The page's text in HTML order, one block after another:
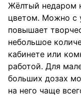
Жёлтый недаром
цветом. Можно с
повышает
небольшое
кабинете или
работой. Для
больших дозах
на него чаще